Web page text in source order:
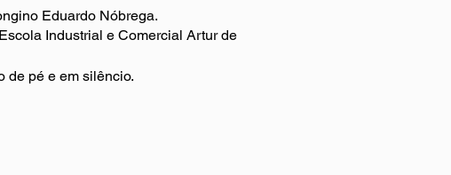
Eduardo Nóbrega.
Industrial e Comercial Artur de
de pé e em silêncio.